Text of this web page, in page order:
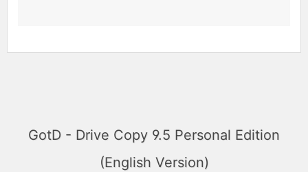
GotD - Drive Copy 9.5 Personal Edition
(English Version)